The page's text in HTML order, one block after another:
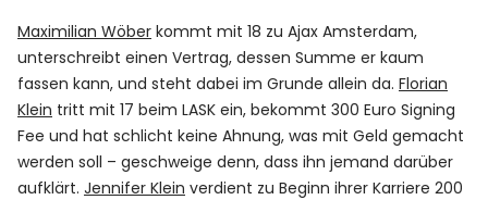
Maximilian Wöber kommt mit 18 zu Ajax Amsterdam,
unterschreibt einen Vertrag, dessen Summe er kaum
fassen kann, und steht dabei im Grunde allein da. Florian
Klein tritt mit 17 beim LASK ein, bekommt 300 Euro Signing
Fee und hat schlicht keine Ahnung, was mit Geld gemacht
werden soll – geschweige denn, dass ihn jemand darüber
aufklärt. Jennifer Klein verdient zu Beginn ihrer Karriere 200